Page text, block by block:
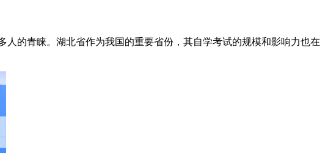
的青睐。湖北省作为我国的重要省份，其自学考试的规模和影响力也在